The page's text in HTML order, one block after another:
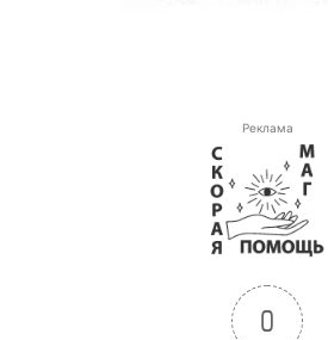
Реклама
0